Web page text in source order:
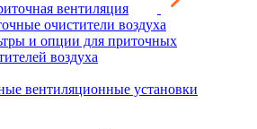
вентиляция
очистители воздуха
и опции для приточных
воздуха
вентиляционные установки